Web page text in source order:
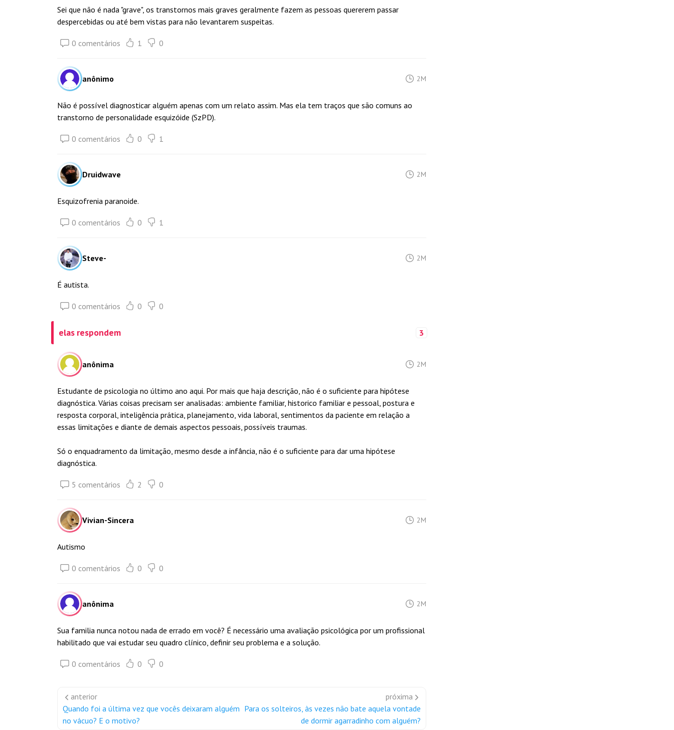
Sei que não é nada "grave", os transtornos mais graves geralmente fazem as pessoas quererem passar
despercebidas ou até bem vistas para não levantarem suspeitas.
0 comentários 1 0
anônimo 2M
Não é possível diagnosticar alguém apenas com um relato assim. Mas ela tem traços que são comuns ao
transtorno de personalidade esquizóide (SzPD).
0 comentários 0 1
Druidwave 2M
Esquizofrenia paranoide.
0 comentários 0 1
Steve- 2M
É autista.
0 comentários 0 0
elas respondem 3
anônima 2M
Estudante de psicologia no último ano aqui. Por mais que haja descrição, não é o suficiente para hipótese
diagnóstica. Várias coisas precisam ser analisadas: ambiente familiar, historico familiar e pessoal, postura e
resposta corporal, inteligência prática, planejamento, vida laboral, sentimentos da paciente em relação a
essas limitações e diante de demais aspectos pessoais, possíveis traumas.
Só o enquadramento da limitação, mesmo desde a infância, não é o suficiente para dar uma hipótese
diagnóstica.
5 comentários 2 0
Vivian-Sincera 2M
Autismo
0 comentários 0 0
anônima 2M
Sua familia nunca notou nada de errado em você? É necessário uma avaliação psicológica por um profissional
habilitado que vai estudar seu quadro clínico, definir seu problema e a solução.
0 comentários 0 0
anterior
Quando foi a última vez que vocês deixaram alguém
no vácuo? E o motivo?
próxima
Para os solteiros, às vezes não bate aquela vontade
de dormir agarradinho com alguém?